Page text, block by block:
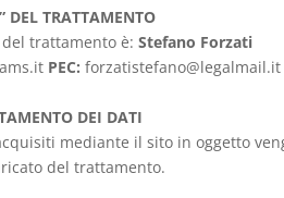
DEL TRATTAMENTO
del trattamento è:Stefano Forzati
PEC: forzatistefano@legalmail.it
DEI DATI
mediante il sito in oggetto
del trattamento.